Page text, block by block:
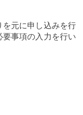
元に申し込みを行
事項の入力を行い